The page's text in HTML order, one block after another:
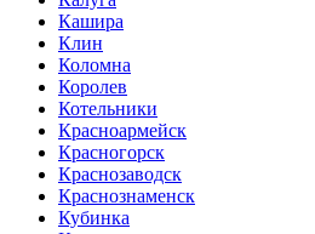
Кашира
Клин
Коломна
Королев
Котельники
Красноармейск
Красногорск
Краснозаводск
Краснознаменск
Кубинка